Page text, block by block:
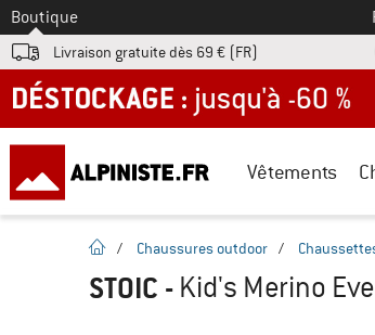
Vers le
Boutique
Livraison gratuite dès 69 € (FR)
DÉSTOCKAGE : jusqu'à -60 %
Vêtements
Page d'accueil
/ Chaussures outdoor /
STOIC - Kid's Merino